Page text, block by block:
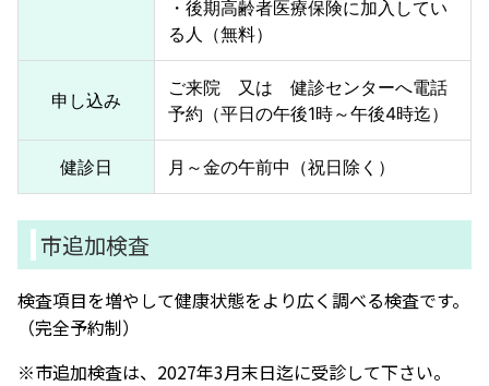
・後期高齢者医療保険に加入してい
る人（無料）
申し込み
ご来院 又は 健診センターへ電話
予約（平日の午後1時～午後4時迄）
健診日 月～金の午前中（祝日除く）
市追加検査
検査項目を増やして健康状態をより広く調べる検査です。
（完全予約制）
※市追加検査は、2027年3月末日迄に受診して下さい。